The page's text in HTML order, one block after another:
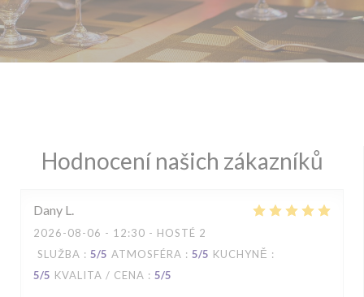
Hodnocení našich zákazníků
Dany L
2026-08-06 - 12:30 - HOSTÉ 2
SLUŽBA : 5/5 ATMOSFÉRA : 5/5 KUCHYNĚ :
5/5 KVALITA / CENA : 5/5